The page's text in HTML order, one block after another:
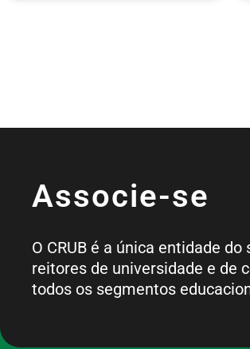
Associe-se
O CRUB é a única entidade
reitores de universidade e de
todos os segmentos